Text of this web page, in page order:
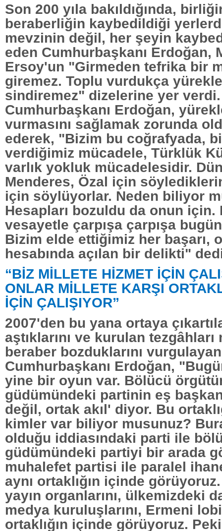
Son 200 yıla bakıldığında,
beraberliğin kaybedildiği
mevzinin değil, her şeyin
eden Cumhurbaşkanı Erdoğan,
Ersoy'un "Girmeden tefrika bir
giremez. Toplu vurdukça
sindiremez" dizelerine yer verdi.
Cumhurbaşkanı Erdoğan,
vurmasını sağlamak zorunda
ederek, "Bizim bu coğrafyada,
verdiğimiz mücadele, Türklük
varlık yokluk mücadelesidir.
Menderes, Özal için
için söylüyorlar. Neden biliyor
Hesapları bozuldu da onun için.
vesayetle çarpışa çarpışa
Bizim elde ettiğimiz her başarı,
hesabında açılan bir delikti"
“BİZ MİLLETE HİZMET İÇİN
ONLAR MİLLETE KARŞI
İÇİN ÇALIŞIYOR”
2007'den bu yana ortaya
aştıklarını ve kurulan
beraber bozduklarını vurgulayan
Cumhurbaşkanı Erdoğan,
yine bir oyun var. Bölücü
güdümündeki partinin eş
değil, ortak akıl' diyor. Bu
kimler var biliyor musunuz?
olduğu iddiasındaki parti ile
güdümündeki partiyi bir arada
muhalefet partisi ile paralel
aynı ortaklığın içinde
yayın organlarını, ülkemizdeki
medya kuruluşlarını, Ermeni
ortaklığın içinde görüyoruz.